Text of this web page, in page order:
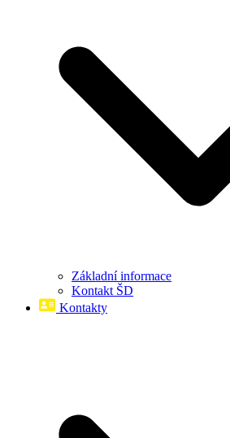
Základní informace
Kontakt ŠD
Kontakty